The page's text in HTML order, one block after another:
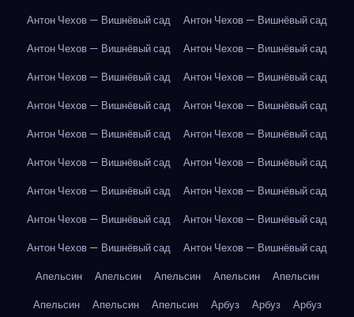
Антон Чехов — Вишнёвый сад
Антон Чехов — Вишнёвый сад
Антон Чехов — Вишнёвый сад
Антон Чехов — Вишнёвый сад
Антон Чехов — Вишнёвый сад
Антон Чехов — Вишнёвый сад
Антон Чехов — Вишнёвый сад
Антон Чехов — Вишнёвый сад
Антон Чехов — Вишнёвый сад
Антон Чехов — Вишнёвый сад
Антон Чехов — Вишнёвый сад
Антон Чехов — Вишнёвый сад
Антон Чехов — Вишнёвый сад
Антон Чехов — Вишнёвый сад
Антон Чехов — Вишнёвый сад
Антон Чехов — Вишнёвый сад
Антон Чехов — Вишнёвый сад
Антон Чехов — Вишнёвый сад
Апельсин
Апельсин Апельсин Апельсин
Апельсин
Апельсин
Апельсин Апельсин Арбуз Арбуз Арбуз